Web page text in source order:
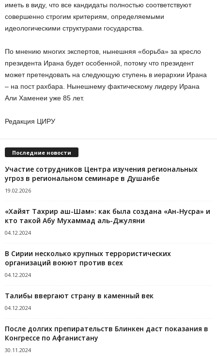
иметь в виду, что все кандидаты полностью соответствуют
совершенно строгим критериям, определяемыми
идеологическими структурами государства.
По мнению многих экспертов, нынешняя «борьба» за кресло
президента Ирана будет особенной, потому что президент
может претендовать на следующую ступень в иерархии Ирана
– на пост рахбара. Нынешнему фактическому лидеру Ирана
Али Хаменеи уже 85 лет.
Редакция ЦИРУ
Последние новости
Участие сотрудников Центра изучения региональных
угроз в региональном семинаре в Душанбе
19.02.2026
«Хайят Тахрир аш-Шам»: как была создана «Ан-Нусра» и
кто такой Абу Мухаммад аль-Джуляни
04.12.2024
В Сирии несколько крупных террористических
организаций воюют против всех
04.12.2024
Талибы ввергают страну в каменный век
04.12.2024
После долгих препирательств Блинкен даст показания в
Конгрессе по Афганистану
30.11.2024